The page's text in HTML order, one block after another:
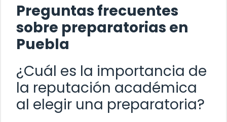
Preguntas frecuentes
sobre preparatorias en
Puebla
¿Cuál es la importancia de
la reputación académica
al elegir una preparatoria?